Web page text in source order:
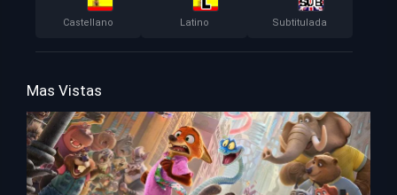
Castellano Latino Subtitulada
Mas Vistas